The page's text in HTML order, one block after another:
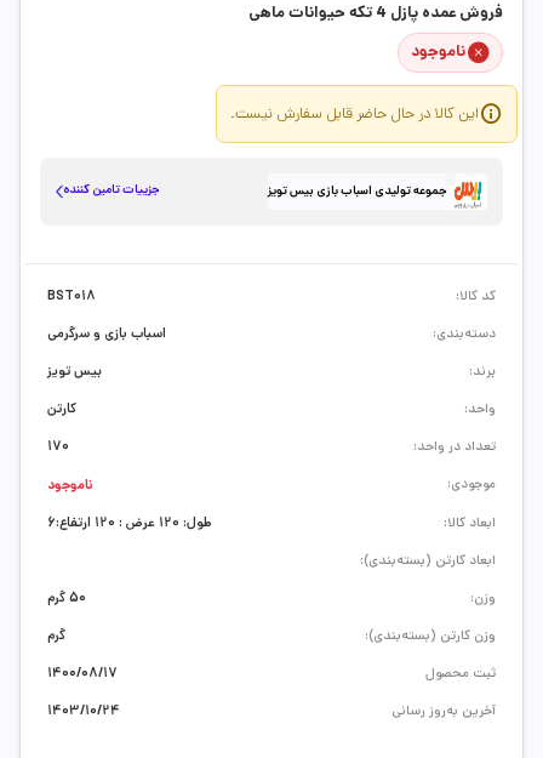
فروش عمده پازل 4 تکه حیوانات ماهی
ناموجود
این کالا در حال حاضر قابل سفارش نیست.
جموعه تولیدی اسباب بازی بیس تویز جزییات تامین کننده
ابعاد کالا:
طول: 120 عرض : 120 ارتفاع:6
ابعاد کارتن (بسته‌بندی):
وزن:
50 گرم
وزن کارتن (بسته‌بندی):
گرم
ثبت محصول
1400/08/17
آخرین به‌روز رسانی
1403/10/24
کد کالا:
BST018
دسته‌بندی:
اسباب بازی و سرگرمی
برند:
بیس تویز
واحد:
کارتن
تعداد در واحد:
170
موجودی:
ناموجود